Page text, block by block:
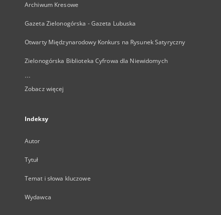
Archiwum Kresowe
Gazeta Zielonogórska - Gazeta Lubuska
Otwarty Międzynarodowy Konkurs na Rysunek Satyryczny
Zielonogórska Biblioteka Cyfrowa dla Niewidomych
...
Zobacz więcej
Indeksy
Autor
Tytuł
Temat i słowa kluczowe
Wydawca